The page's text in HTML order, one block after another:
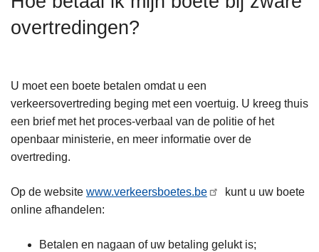
overtredingen?
U moet een boete betalen omdat u een
verkeersovertreding beging met een voertuig. U kreeg thuis
een brief met het proces-verbaal van de politie of het
openbaar ministerie, en meer informatie over de
overtreding.
Op de website www.verkeersboetes.be
kunt u uw boete
online afhandelen:
Betalen en nagaan of uw betaling gelukt is;